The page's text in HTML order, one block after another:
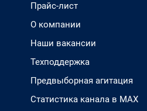
Прайс-лист
О компании
Наши вакансии
Техподдержка
Предвыборная агитация
Статистика канала в MAX